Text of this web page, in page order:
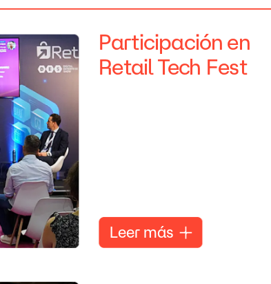
Participación en
RetailTech Fest
Leer más